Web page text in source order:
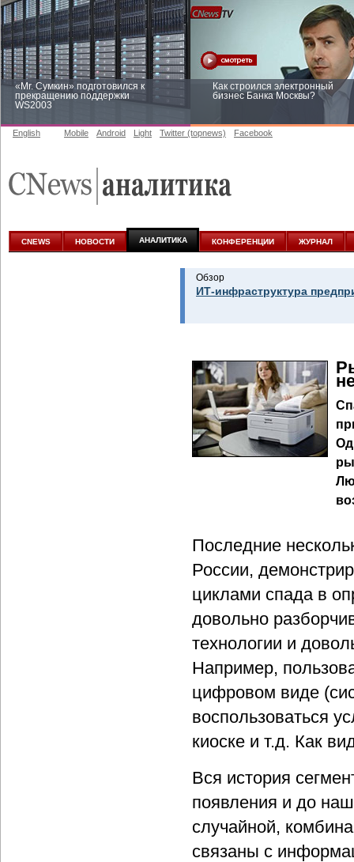
«Mr. Сумкин» подготовился к
прекращению поддержки
WS2003
Как строился электронный
бизнес Банка Москвы?
аналитике
English Mobile Android Light Twitter (topnews) Facebook
CNEWS НОВОСТИ АНАЛИТИКА КОНФЕРЕНЦИИ ЖУРНАЛ
Обзор
ИТ-инфраструктура
Последние
России,
циклами спада в
довольно
технологии и
Например,
цифровом виде
воспользоваться
киоске и т.д. Как
Вся история
появления и до
случайной,
связаны с